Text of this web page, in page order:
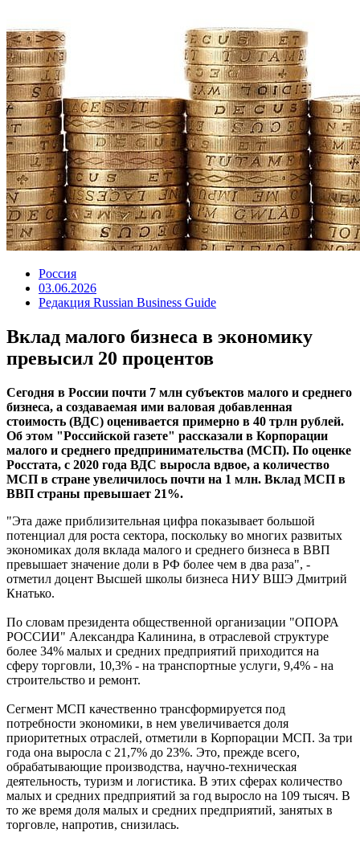
Россия
03.06.2026
Редакция Russian Business Guide
Вклад малого бизнеса в экономику
превысил 20 процентов
Сегодня в России почти 7 млн субъектов малого и среднего
бизнеса, а создаваемая ими валовая добавленная
стоимость (ВДС) оценивается примерно в 40 трлн рублей.
Об этом "Российской газете" рассказали в Корпорации
малого и среднего предпринимательства (МСП). По оценке
Росстата, с 2020 года ВДС выросла вдвое, а количество
МСП в стране увеличилось почти на 1 млн. Вклад МСП в
ВВП страны превышает 21%.
"Эта даже приблизительная цифра показывает большой
потенциал для роста сектора, поскольку во многих развитых
экономиках доля вклада малого и среднего бизнеса в ВВП
превышает значение доли в РФ более чем в два раза", -
отметил доцент Высшей школы бизнеса НИУ ВШЭ Дмитрий
Кнатько.
По словам президента общественной организации "ОПОРА
РОССИИ" Александра Калинина, в отраслевой структуре
более 34% малых и средних предприятий приходится на
сферу торговли, 10,3% - на транспортные услуги, 9,4% - на
строительство и ремонт.
Сегмент МСП качественно трансформируется под
потребности экономики, в нем увеличивается доля
приоритетных отраслей, отметили в Корпорации МСП. За три
года она выросла с 21,7% до 23%. Это, прежде всего,
обрабатывающие производства, научно-техническая
деятельность, туризм и логистика. В этих сферах количество
малых и средних предприятий за год выросло на 109 тысяч. В
то же время доля малых и средних предприятий, занятых в
торговле, напротив, снизилась.